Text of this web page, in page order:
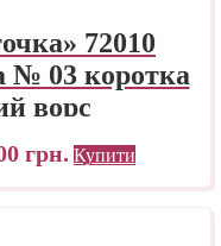
72010
№ 03 коротка
ворс
грн. Купити